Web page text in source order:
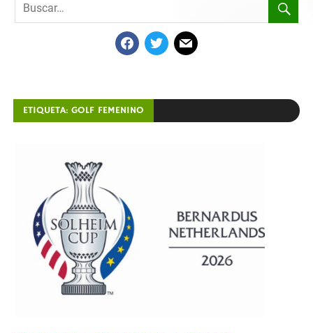
HOYO
FACEBOOKTWITTER
MAIL
ETIQUETA:GOLF FEMENINO